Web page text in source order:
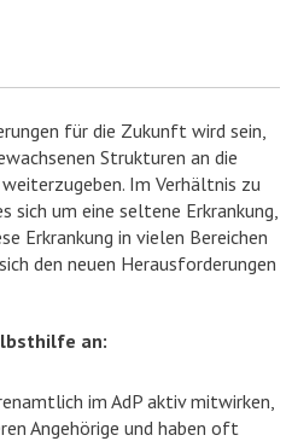
für die Zukunft wird sein,
Strukturen an die
Im Verhältnis zu
sich um eine seltene Erkrankung,
Erkrankung in vielen Bereichen
den neuen Herausforderungen
an:
im AdP aktiv mitwirken,
Angehörige und haben oft